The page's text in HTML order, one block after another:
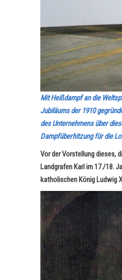
Mit Heißdampf an die
Jubiläums der 1910
des Unternehmens über
Dampfüberhitzung für die
Vor der Vorstellung dieses,
Landgrafen Karl im 17./18.
katholischen König Ludwig